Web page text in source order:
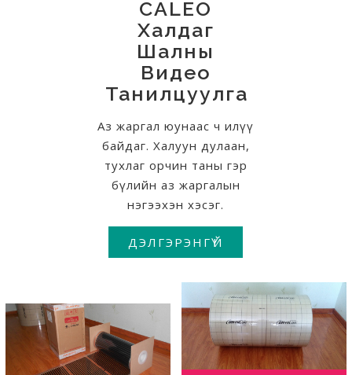
CALEO
Халдаг
Шалны
Видео
Танилцуулга
Аз жаргал юунаас ч илүү
байдаг. Халуун дулаан,
тухлаг орчин таны гэр
бүлийн аз жаргалын
нэгээхэн хэсэг.
ДЭЛГЭРЭНГҮЙ